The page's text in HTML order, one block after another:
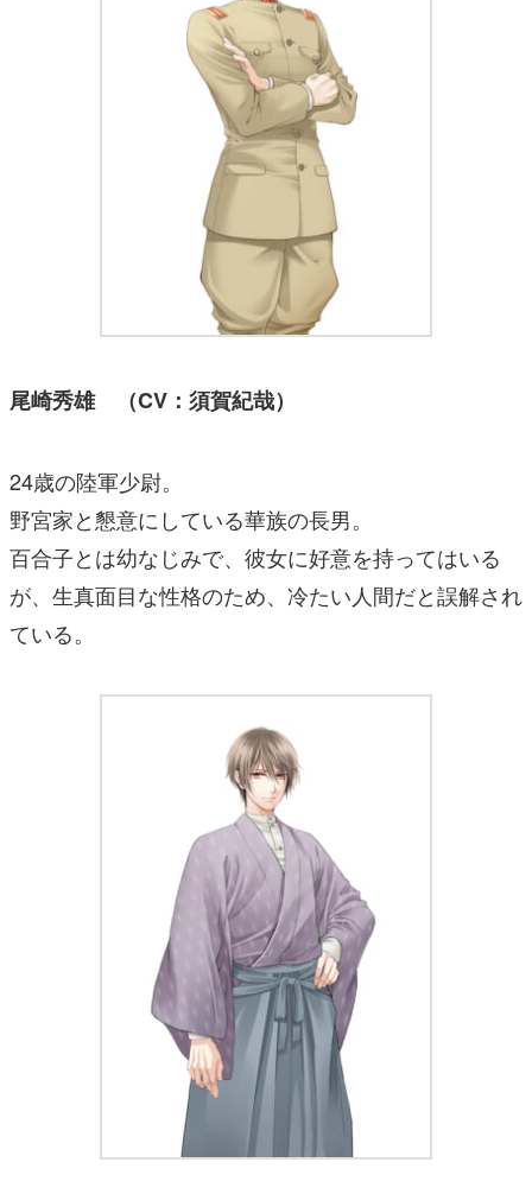
尾崎秀雄 （CV：須賀紀哉）
24歳の陸軍少尉。
野宮家と懇意にしている華族の長男。
百合子とは幼なじみで、彼女に好意を持ってはいる
が、生真面目な性格のため、冷たい人間だと誤解され
ている。